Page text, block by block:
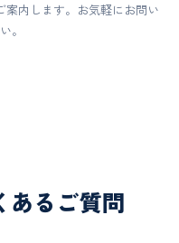
内します。お気軽にお問い
。
あるご質問